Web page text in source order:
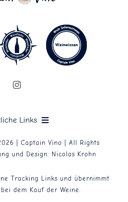
Links
| Captain Vino | All Rights
und Design: Nicolas Krohn
Tracking Links und übernimmt
dem Kauf der Weine.